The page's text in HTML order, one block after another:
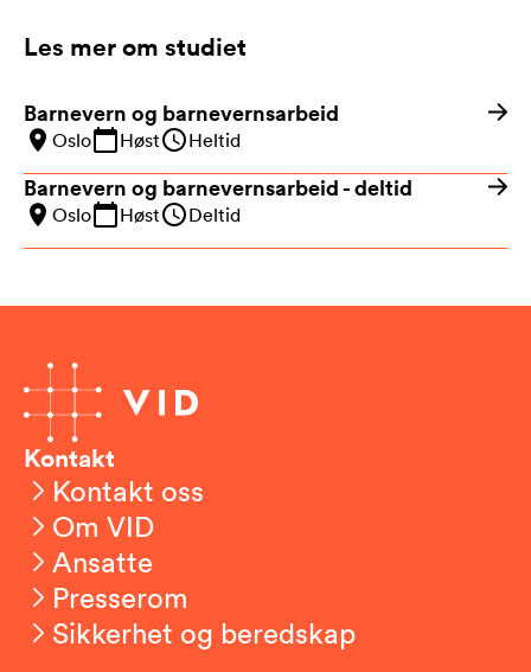
Les mer om studiet
Barnevern og barnevernsarbeid
Oslo Høst Heltid
Barnevern og barnevernsarbeid - deltid
Oslo Høst Deltid
Kontakt
Kontakt oss
Om VID
Ansatte
Presserom
Sikkerhet og beredskap